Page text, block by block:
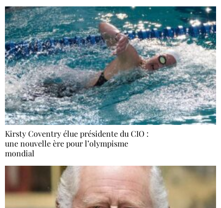
Kirsty Coventry élue présidente du CIO :
une nouvelle ère pour l’olympisme
mondial